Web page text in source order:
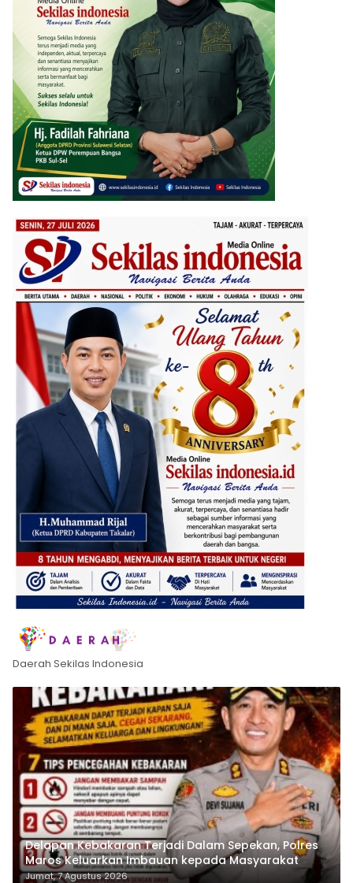
Daerah Sekilas Indonesia
Delapan Kebakaran Terjadi Dalam Sepekan, Polres
Maros Keluarkan Imbauan kepada Masyarakat
Jumat, 7 Agustus 2026